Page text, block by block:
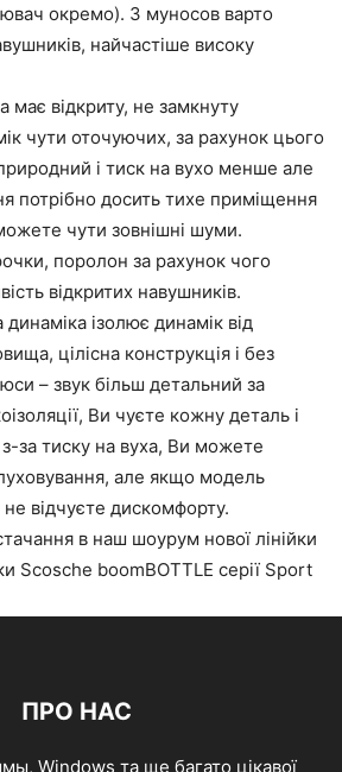
окремо). З муносов варто
найчастіше високу
має відкриту, не замкнуту
чути оточуючих, за рахунок цього
і тиск на вухо менше але
потрібно досить тихе приміщення
чути зовнішні шуми.
поролон за рахунок чого
відкритих навушників.
ізолює динамік від
цілісна конструкція і без
– звук більш детальний за
Ви чуєте кожну деталь і
з-за тиску на вуха, Ви можете
але якщо модель
відчуєте дискомфорту.
в наш шоурум нової лінійки
Scosche boomBOTTLE серії Sport
ПРО НАС
Windows та ще багато цікавої